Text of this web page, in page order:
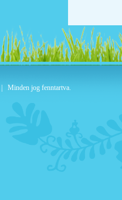
Minden jog fenntartva.